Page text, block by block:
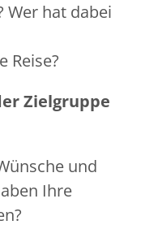
Wer hat dabei
Reise?
Zielgruppe
und
Ihre